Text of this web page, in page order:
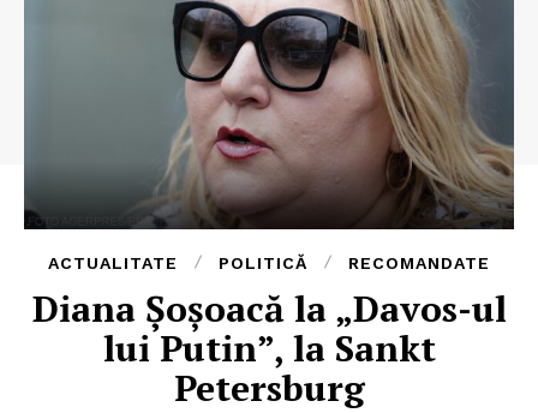
ACTUALITATE POLITICĂ RECOMANDATE
Diana Șoșoacă la „Davos-ul
lui Putin”, la Sankt
Petersburg